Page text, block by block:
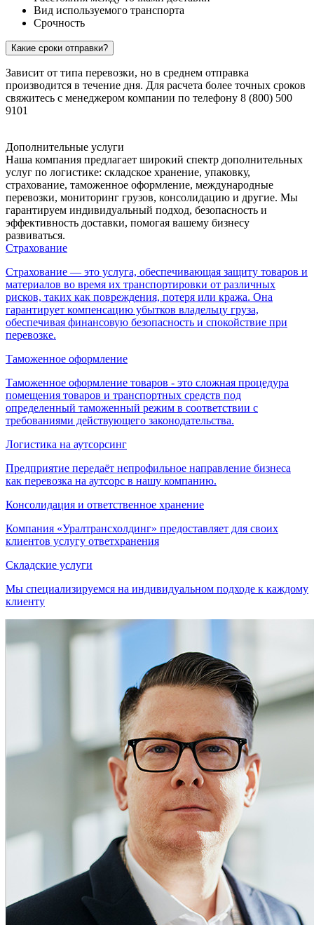
Вид используемого транспорта
Срочность
Какие сроки отправки?
Зависит от типа перевозки, но в среднем отправка
производится в течение дня. Для расчета более точных сроков
свяжитесь с менеджером компании по телефону 8 (800) 500
9101
Дополнительные услуги
Наша компания предлагает широкий спектр дополнительных
услуг по логистике: складское хранение, упаковку,
страхование, таможенное оформление, международные
перевозки, мониторинг грузов, консолидацию и другие. Мы
гарантируем индивидуальный подход, безопасность и
эффективность доставки, помогая вашему бизнесу
развиваться.
Страхование
Страхование — это услуга, обеспечивающая защиту товаров и
материалов во время их транспортировки от различных
рисков, таких как повреждения, потеря или кража. Она
гарантирует компенсацию убытков владельцу груза,
обеспечивая финансовую безопасность и спокойствие при
перевозке.
Таможенное оформление
Таможенное оформление товаров - это сложная процедура
помещения товаров и транспортных средств под
определенный таможенный режим в соответствии с
требованиями действующего законодательства.
Логистика на аутсорсинг
Предприятие передаёт непрофильное направление бизнеса
как перевозка на аутсорс в нашу компанию.
Консолидация и ответственное хранение
Компания «Уралтрансхолдинг» предоставляет для своих
клиентов услугу ответхранения
Складские услуги
Мы специализируемся на индивидуальном подходе к каждому
клиенту